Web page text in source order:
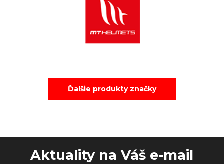
Ďalšie produkty značky
Aktuality na Váš e-mail